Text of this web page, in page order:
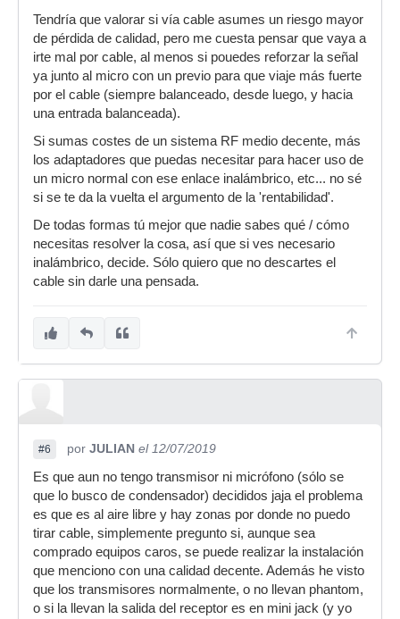
Tendría que valorar si vía cable asumes un riesgo mayor
de pérdida de calidad, pero me cuesta pensar que vaya a
irte mal por cable, al menos si pouedes reforzar la señal
ya junto al micro con un previo para que viaje más fuerte
por el cable (siempre balanceado, desde luego, y hacia
una entrada balanceada).
Si sumas costes de un sistema RF medio decente, más
los adaptadores que puedas necesitar para hacer uso de
un micro normal con ese enlace inalámbrico, etc... no sé
si se te da la vuelta el argumento de la 'rentabilidad'.
De todas formas tú mejor que nadie sabes qué / cómo
necesitas resolver la cosa, así que si ves necesario
inalámbrico, decide. Sólo quiero que no descartes el
cable sin darle una pensada.
#6 por JULIAN el 12/07/2019
Es que aun no tengo transmisor ni micrófono (sólo se
que lo busco de condensador) decididos jaja el problema
es que es al aire libre y hay zonas por donde no puedo
tirar cable, simplemente pregunto si, aunque sea
comprado equipos caros, se puede realizar la instalación
que menciono con una calidad decente. Además he visto
que los transmisores normalmente, o no llevan phantom,
o si la llevan la salida del receptor es en mini jack (y yo